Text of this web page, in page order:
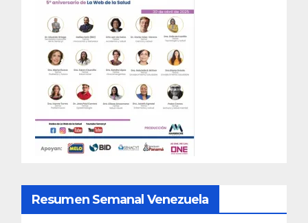
Resumen Semanal Venezuela